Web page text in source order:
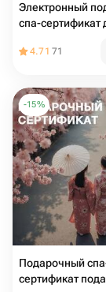
Электронный
спа-сертификат
4.71 71
-15%
Подарочный
сертификат